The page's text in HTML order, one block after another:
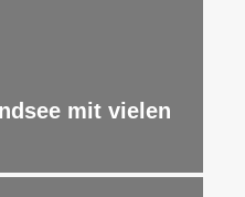
mit vielen